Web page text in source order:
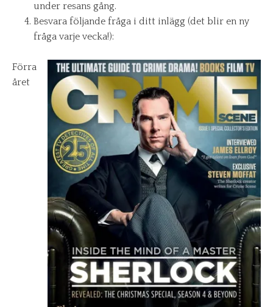
under resans gång.
Besvara följande fråga i ditt inlägg (det blir en ny
fråga varje vecka!):
Förra
året